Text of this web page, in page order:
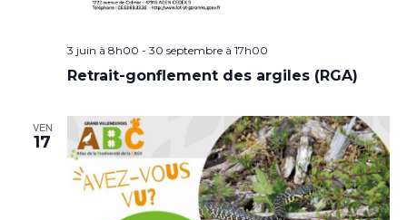
3 juin à 8h00 - 30 septembre à 17h00
Retrait-gonflement des argiles (RGA)
VEN
17